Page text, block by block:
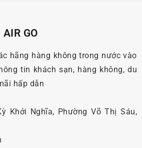
GO
hãng hàng không trong nước vào
tin khách sạn, hàng không, du
hấp dẫn
Khởi Nghĩa, Phường Võ Thị Sáu,